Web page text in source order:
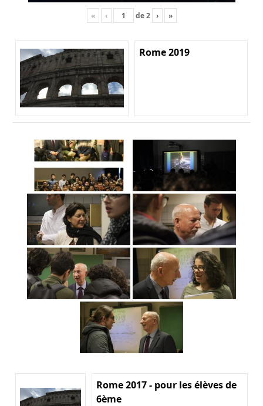
« ‹ de2 › »
Rome 2019
Rome 2017 - pour les élèves de
6ème